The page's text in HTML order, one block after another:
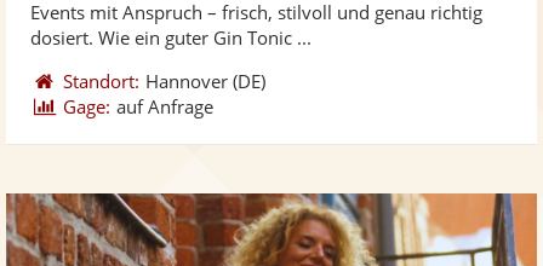
Sternen
Events mit Anspruch – frisch, stilvoll und genau richtig
dosiert. Wie ein guter Gin Tonic ...
Standort: Hannover (DE)
Gage: auf Anfrage